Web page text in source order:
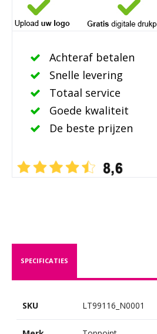
Achteraf betalen
Snelle levering
Totaal service
Goede kwaliteit
De beste prijzen
SPECIFICATIES
SKU LT99116_N0001